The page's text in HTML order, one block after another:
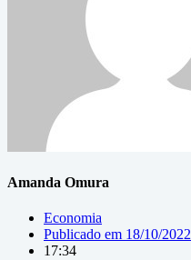
Amanda Omura
Economia
Publicado em 18/10/2022
17:34